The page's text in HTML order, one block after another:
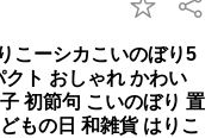
こーシカこいのぼり5
ト おしゃれ かわい
初節句 こいのぼり 置
もの日 和雑貨 はりこ